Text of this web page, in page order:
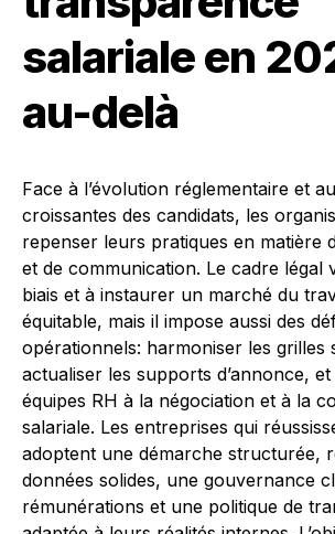
salariale en
au-delà
Face à l’évolution réglementaire et
croissantes des candidats, les
repenser leurs pratiques en matière
et de communication. Le cadre légal
biais et à instaurer un marché du
équitable, mais il impose aussi des
opérationnels: harmoniser les grilles
actualiser les supports d’annonce,
équipes RH à la négociation et à la
salariale. Les entreprises qui
adoptent une démarche structurée,
données solides, une gouvernance
rémunérations et une politique de